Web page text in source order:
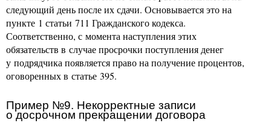
следующий день после их сдачи. Основывается это на
пункте 1 статьи 711 Гражданского кодекса.
Соответственно, с момента наступления этих
обязательств в случае просрочки поступления денег
у подрядчика появляется право на получение процентов,
оговоренных в статье 395.
Пример №9. Некорректные записи
о досрочном прекращении договора